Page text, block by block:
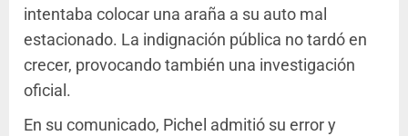
intentaba colocar una araña a su auto mal
estacionado. La indignación pública no tardó en
crecer, provocando también una investigación
oficial.
En su comunicado, Pichel admitió su error y